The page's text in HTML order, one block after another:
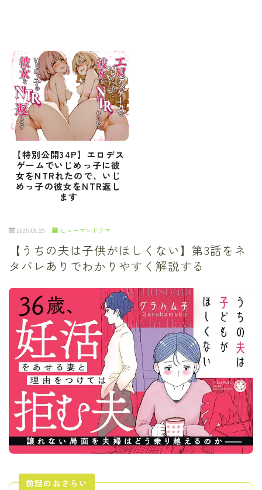
【特別公開34P】エロデス
ゲームでいじめっ子に彼
女をNTRれたので、いじ
めっ子の彼女をNTR返し
ます
2025.08.29 ヒューマンドラマ
【うちの夫は子供がほしくない】第3話をネ
タバレありでわかりやすく解説する
前話のおさらい